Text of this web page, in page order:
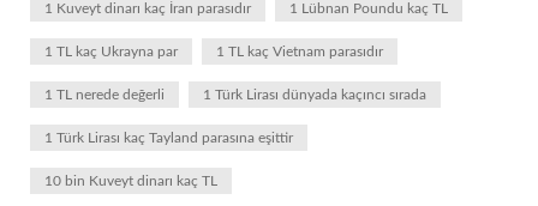
1 Kuveyt dinarı kaç İran parasıdır 1 Lübnan Poundu kaç TL
1 TL kaç Ukrayna par 1 TL kaç Vietnam parasıdır
1 TL nerede değerli 1 Türk Lirası dünyada kaçıncı sırada
1 Türk Lirası kaç Tayland parasına eşittir
10 bin Kuveyt dinarı kaç TL